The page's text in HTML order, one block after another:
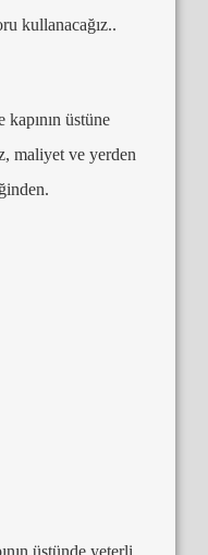
kullanacağız..
üstüne
maliyet ve yerden
üstünde yeterli